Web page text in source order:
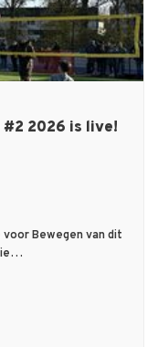
2026 is live!
Bewegen van dit